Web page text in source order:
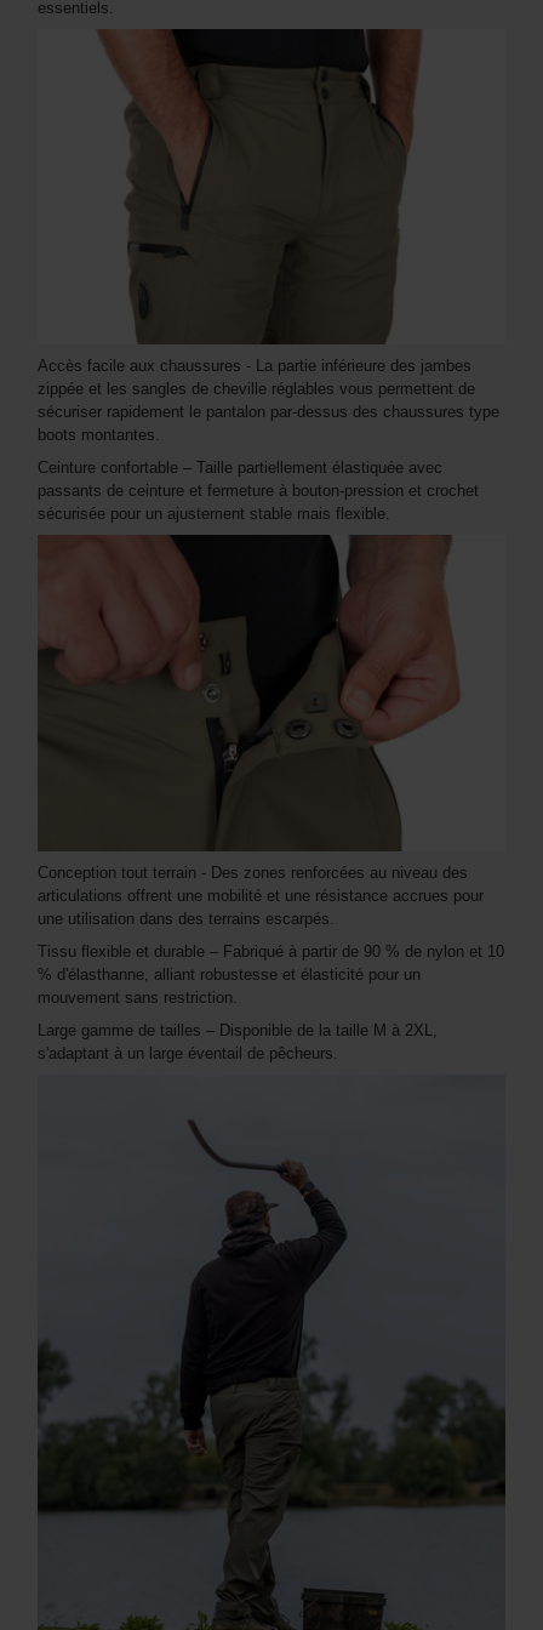
essentiels.
Accès facile aux chaussures - La partie inférieure des jambes
zippée et les sangles de cheville réglables vous permettent de
sécuriser rapidement le pantalon par-dessus des chaussures type
boots montantes.
Ceinture confortable – Taille partiellement élastiquée avec
passants de ceinture et fermeture à bouton-pression et crochet
sécurisée pour un ajustement stable mais flexible.
Conception tout terrain - Des zones renforcées au niveau des
articulations offrent une mobilité et une résistance accrues pour
une utilisation dans des terrains escarpés.
Tissu flexible et durable – Fabriqué à partir de 90 % de nylon et 10
% d'élasthanne, alliant robustesse et élasticité pour un
mouvement sans restriction.
Large gamme de tailles – Disponible de la taille M à 2XL,
s'adaptant à un large éventail de pêcheurs.